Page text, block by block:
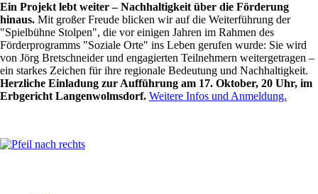
Ein Projekt lebt weiter – Nachhaltigkeit über die Förderung
hinaus. Mit großer Freude blicken wir auf die Weiterführung der
"Spielbühne Stolpen", die vor einigen Jahren im Rahmen des
Förderprogramms "Soziale Orte" ins Leben gerufen wurde: Sie wird
von Jörg Bretschneider und engagierten Teilnehmern weitergetragen –
ein starkes Zeichen für ihre regionale Bedeutung und Nachhaltigkeit.
Herzliche Einladung zur Aufführung am 17. Oktober, 20 Uhr, im
Erbgericht Langenwolmsdorf. Weitere Infos und Anmeldung.